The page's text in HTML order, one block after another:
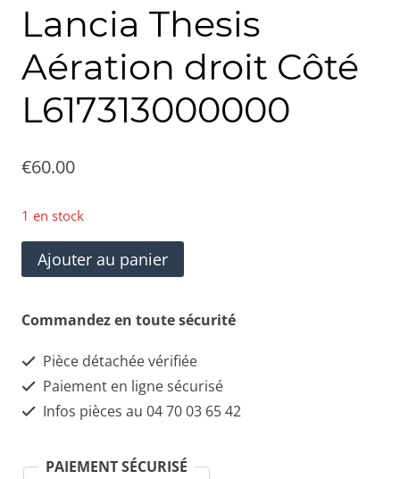
Lancia Thesis
Aération droit Côté
L617313000000
€60.00
1 en stock
quantité
de
Lancia
Aération
droit
Ajouter au panier
Commandez en toute sécurité
Pièce détachée vérifiée
Paiement en ligne sécurisé
Infos pièces au 04 70 03 65 42
PAIEMENT SÉCURISÉ